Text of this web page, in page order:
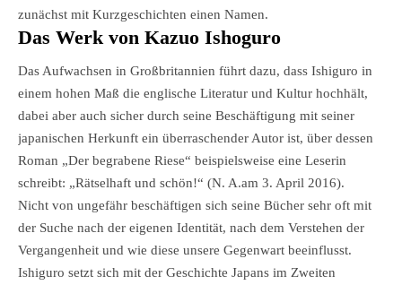
zunächst mit Kurzgeschichten einen Namen.
Das Werk von Kazuo Ishoguro
Das Aufwachsen in Großbritannien führt dazu, dass Ishiguro in
einem hohen Maß die englische Literatur und Kultur hochhält,
dabei aber auch sicher durch seine Beschäftigung mit seiner
japanischen Herkunft ein überraschender Autor ist, über dessen
Roman „Der begrabene Riese“ beispielsweise eine Leserin
schreibt: „Rätselhaft und schön!“ (N. A.am 3. April 2016).
Nicht von ungefähr beschäftigen sich seine Bücher sehr oft mit
der Suche nach der eigenen Identität, nach dem Verstehen der
Vergangenheit und wie diese unsere Gegenwart beeinflusst.
Ishiguro setzt sich mit der Geschichte Japans im Zweiten